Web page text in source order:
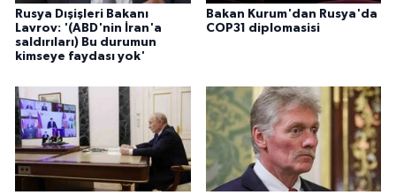
Rusya Dışişleri Bakanı
Lavrov: '(ABD'nin İran'a
saldırıları) Bu durumun
kimseye faydası yok'
Bakan Kurum'dan Rusya'da
COP31 diplomasisi